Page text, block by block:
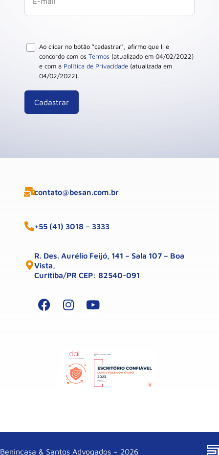
Ao clicar no botão “cadastrar”, afirmo que li e
concordo com os Termos (atualizado em 04/02/2022)
e com a Política de Privacidade (atualizada em
04/02/2022).
contato@besan.com.br
+55 (41) 3018 – 3333
R. Des. Aurélio Feijó, 141 – Sala 107 – Boa
Vista,
Curitiba/PR CEP: 82540-091
Benincasa & Santos Advogados – 2026